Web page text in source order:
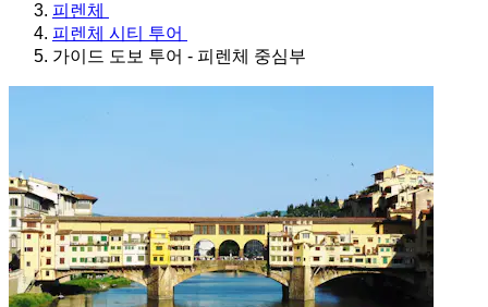
피렌체
피렌체 시티 투어
가이드 도보 투어 - 피렌체 중심부